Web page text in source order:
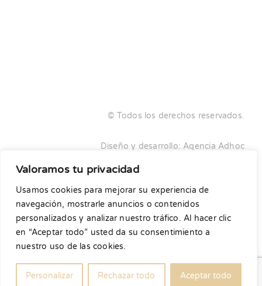
Valoramos tu privacidad
Usamos cookies para mejorar su experiencia de
navegación, mostrarle anuncios o contenidos
personalizados y analizar nuestro tráfico. Al hacer clic
en “Aceptar todo” usted da su consentimiento a
nuestro uso de las cookies.
Personalizar Rechazar todo Aceptar todo
© Todos los derechos reservados.
Diseño y desarrollo:Agencia Adhoc
No está permitida la venta de nuestros patrones ni su
reproducción o distribución en ningún formato ni
alterando los patrones. Son para uso únicamente
privado.